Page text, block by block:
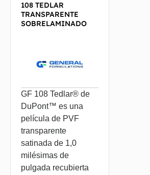
108 TEDLAR
TRANSPARENTE
SOBRELAMINADO
GF 108 Tedlar® de
DuPont™ es una
película de PVF
transparente
satinada de 1,0
milésimas de
pulgada recubierta